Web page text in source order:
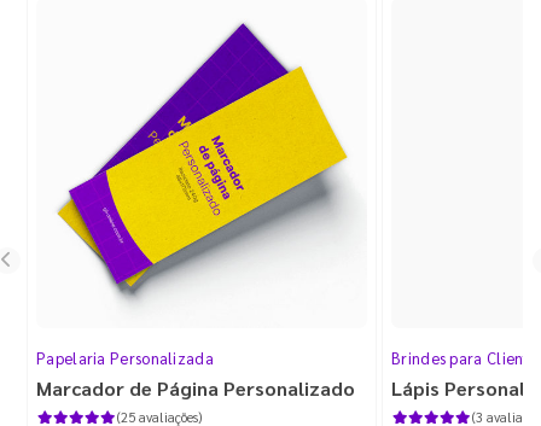
Papelaria Personalizada
Marcador de Página Personalizado
(25 avaliações)
Brindes para
Lápis
(3